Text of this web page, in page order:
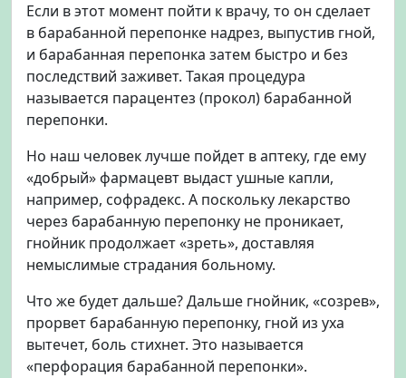
Если в этот момент пойти к врачу, то он сделает
в барабанной перепонке надрез, выпустив гной,
и барабанная перепонка затем быстро и без
последствий заживет. Такая процедура
называется парацентез (прокол) барабанной
перепонки.
Но наш человек лучше пойдет в аптеку, где ему
«добрый» фармацевт выдаст ушные капли,
например, софрадекс. А поскольку лекарство
через барабанную перепонку не проникает,
гнойник продолжает «зреть», доставляя
немыслимые страдания больному.
Что же будет дальше? Дальше гнойник, «созрев»,
прорвет барабанную перепонку, гной из уха
вытечет, боль стихнет. Это называется
«перфорация барабанной перепонки».